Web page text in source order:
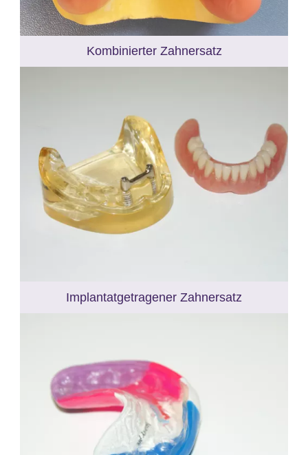
Kombinierter Zahnersatz
Implantatgetragener Zahnersatz